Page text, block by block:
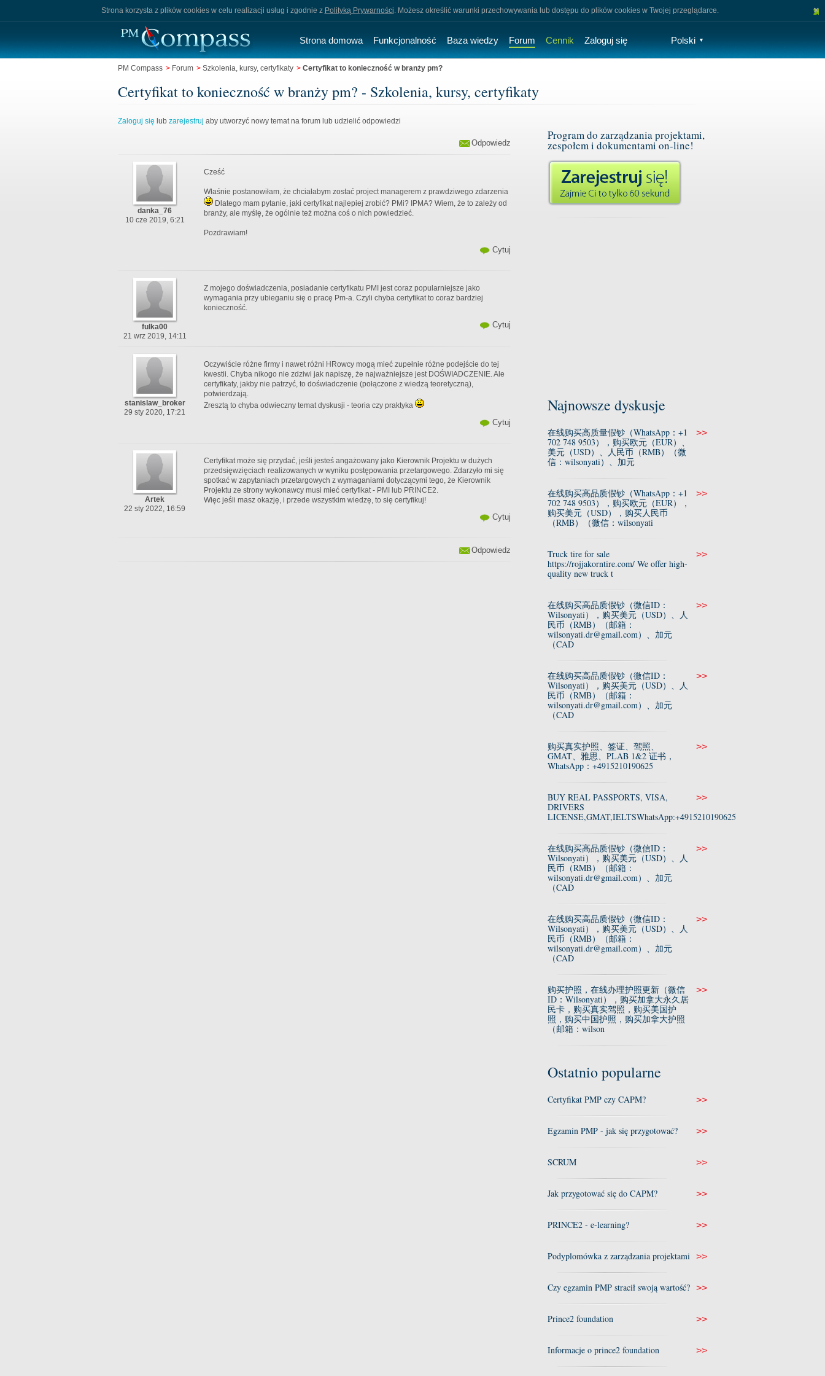
×
Strona korzysta z plików cookies w celu realizacji usług i zgodnie z Polityką Prywarności. Możesz określić warunki przechowywania lub dostępu do plików cookies w Twojej przeglądarce.
Strona domowa Funkcjonalność Baza wiedzy Forum Cennik Zaloguj się Polski ▼
PM Compass > Forum > Szkolenia, kursy, certyfikaty > Certyfikat to konieczność w branży pm?
Certyfikat to konieczność w branży pm? - Szkolenia, kursy, certyfikaty
Zaloguj się lub zarejestruj aby utworzyć nowy temat na forum lub udzielić odpowiedzi
Odpowiedz
danka_76
10 cze 2019, 6:21
Cześć
Właśnie postanowiłam, że chciałabym zostać project managerem z prawdziwego zdarzenia
Dlatego mam pytanie, jaki certyfikat najlepiej zrobić? PMi? IPMA? Wiem, że to zależy od
branży, ale myślę, że ogólnie też można coś o nich powiedzieć.
Pozdrawiam!
Cytuj
fulka00
21 wrz 2019, 14:11
Z mojego doświadczenia, posiadanie certyfikatu PMI jest coraz popularniejsze jako
wymagania przy ubieganiu się o pracę Pm-a. Czyli chyba certyfikat to coraz bardziej
konieczność.
Cytuj
stanislaw_broker
29 sty 2020, 17:21
Oczywiście różne firmy i nawet różni HRowcy mogą mieć zupełnie różne podejście do tej
kwestii. Chyba nikogo nie zdziwi jak napiszę, że najważniejsze jest DOŚWIADCZENIE. Ale
certyfikaty, jakby nie patrzyć, to doświadczenie (połączone z wiedzą teoretyczną),
potwierdzają.
Zresztą to chyba odwieczny temat dyskusji - teoria czy praktyka
Cytuj
Artek
22 sty 2022, 16:59
Certyfikat może się przydać, jeśli jesteś angażowany jako Kierownik Projektu w dużych
przedsięwzięciach realizowanych w wyniku postępowania przetargowego. Zdarzyło mi się
spotkać w zapytaniach przetargowych z wymaganiami dotyczącymi tego, że Kierownik
Projektu ze strony wykonawcy musi mieć certyfikat - PMI lub PRINCE2.
Więc jeśli masz okazję, i przede wszystkim wiedzę, to się certyfikuj!
Cytuj
Odpowiedz
Program do zarządzania projektami,
zespołem i dokumentami on-line!
Najnowsze dyskusje
在线购买高质量假钞（WhatsApp：+1
702 748 9503），购买欧元（EUR）、
美元（USD）、人民币（RMB）（微
信：wilsonyati）、加元
>>
在线购买高品质假钞（WhatsApp：+1
702 748 9503），购买欧元（EUR），
购买美元（USD），购买人民币
（RMB）（微信：wilsonyati
>>
Truck tire for sale
https://rojjakorntire.com/ We offer high-
quality new truck t
>>
在线购买高品质假钞（微信ID：
Wilsonyati），购买美元（USD）、人
民币（RMB）（邮箱：
wilsonyati.dr@gmail.com）、加元
（CAD
>>
在线购买高品质假钞（微信ID：
Wilsonyati），购买美元（USD）、人
民币（RMB）（邮箱：
wilsonyati.dr@gmail.com）、加元
（CAD
>>
购买真实护照、签证、驾照、
GMAT、雅思、PLAB 1&2 证书，
WhatsApp：+4915210190625
>>
BUY REAL PASSPORTS, VISA,
DRIVERS
LICENSE,GMAT,IELTSWhatsApp:+4915210190625
>>
在线购买高品质假钞（微信ID：
Wilsonyati），购买美元（USD）、人
民币（RMB）（邮箱：
wilsonyati.dr@gmail.com）、加元
（CAD
>>
在线购买高品质假钞（微信ID：
Wilsonyati），购买美元（USD）、人
民币（RMB）（邮箱：
wilsonyati.dr@gmail.com）、加元
（CAD
>>
购买护照，在线办理护照更新（微信
ID：Wilsonyati），购买加拿大永久居
民卡，购买真实驾照，购买美国护
照，购买中国护照，购买加拿大护照
（邮箱：wilson
>>
Ostatnio popularne
Certyfikat PMP czy CAPM? >>
Egzamin PMP - jak się przygotować? >>
SCRUM >>
Jak przygotować się do CAPM? >>
PRINCE2 - e-learning? >>
Podyplomówka z zarządzania projektami >>
Czy egzamin PMP stracił swoją wartość? >>
Prince2 foundation >>
Informacje o prince2 foundation >>